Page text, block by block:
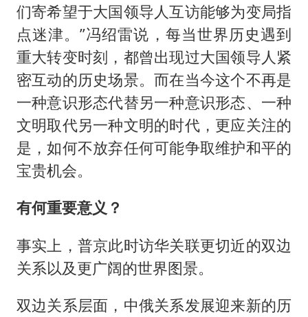
们寄希望于大国领导人互访能够为变局指
点迷津。”冯绍雷说，每当世界历史遇到
重大转变时刻，都曾出现过大国领导人紧
密互动的历史场景。而在当今这个不再是
一种意识形态代替另一种意识形态、一种
文明取代另一种文明的时代，更应关注的
是，如何不放弃任何可能争取维护和平的
宝贵机会。
有何重要意义？
事实上，普京此时访华关联更切近的双边
关系以及更广阔的世界图景。
双边关系层面，中俄关系发展迎来新的历